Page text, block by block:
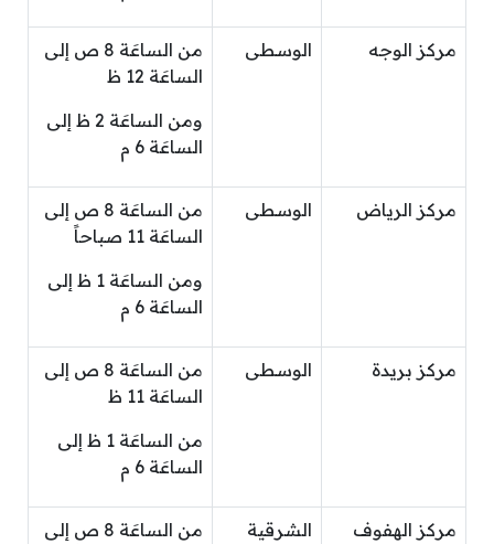
مركز الوجه الوسطى
من الساعَة 8 ص إلى
الساعَة 12 ظ
ومن الساعَة 2 ظ إلى
الساعَة 6 م
مركز الرياض الوسطى
من الساعَة 8 ص إلى
الساعَة 11 صباحاً
ومن الساعَة 1 ظ إلى
الساعَة 6 م
مركز بريدة الوسطى
من الساعَة 8 ص إلى
الساعَة 11 ظ
من الساعَة 1 ظ إلى
الساعَة 6 م
مركز الهفوف الشرقية
من الساعَة 8 ص إلى